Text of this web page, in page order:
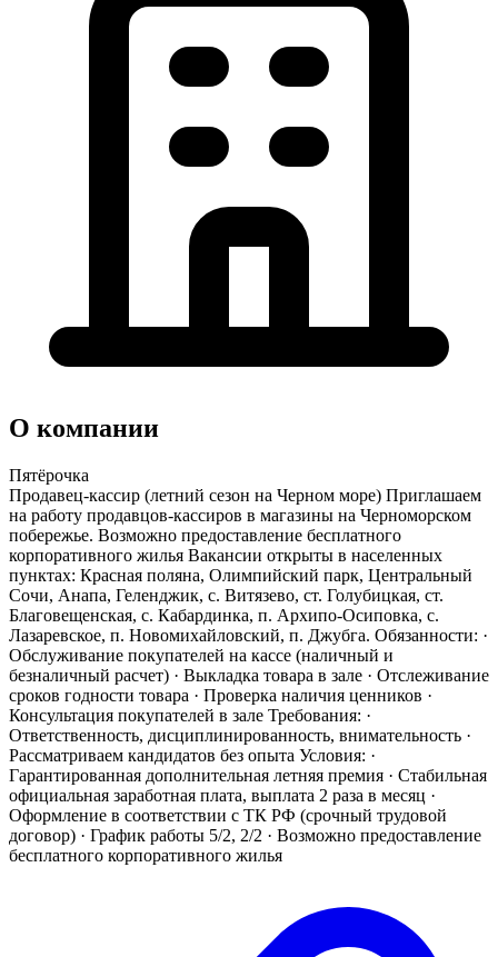
О компании
Пятёрочка
Продавец-кассир (летний сезон на Черном море) Приглашаем
на работу продавцов-кассиров в магазины на Черноморском
побережье. Возможно предоставление бесплатного
корпоративного жилья Вакансии открыты в населенных
пунктах: Красная поляна, Олимпийский парк, Центральный
Сочи, Анапа, Геленджик, с. Витязево, ст. Голубицкая, ст.
Благовещенская, с. Кабардинка, п. Архипо-Осиповка, с.
Лазаревское, п. Новомихайловский, п. Джубга. Обязанности: ·
Обслуживание покупателей на кассе (наличный и
безналичный расчет) · Выкладка товара в зале · Отслеживание
сроков годности товара · Проверка наличия ценников ·
Консультация покупателей в зале Требования: ·
Ответственность, дисциплинированность, внимательность ·
Рассматриваем кандидатов без опыта Условия: ·
Гарантированная дополнительная летняя премия · Стабильная
официальная заработная плата, выплата 2 раза в месяц ·
Оформление в соответствии с ТК РФ (срочный трудовой
договор) · График работы 5/2, 2/2 · Возможно предоставление
бесплатного корпоративного жилья